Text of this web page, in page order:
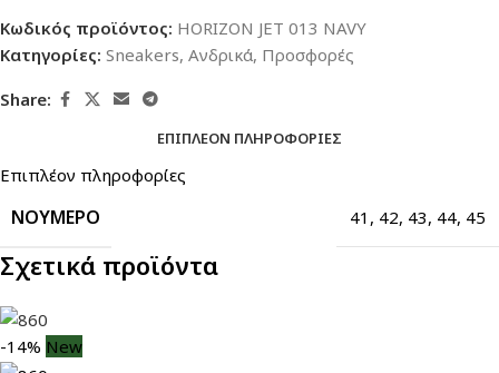
Κωδικός προϊόντος: HORIZON JET 013 NAVY
Κατηγορίες: Sneakers, Ανδρικά, Προσφορές
Share:
ΕΠΙΠΛΈΟΝ ΠΛΗΡΟΦΟΡΊΕΣ
Επιπλέον πληροφορίες
ΝΟΎΜΕΡΟ 41 , 42, 43, 44, 45
Σχετικά προϊόντα
-14% New